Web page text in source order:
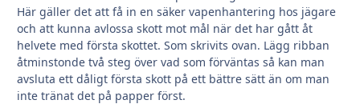
Här gäller det att få in en säker vapenhantering hos jägare
och att kunna avlossa skott mot mål när det har gått åt
helvete med första skottet. Som skrivits ovan. Lägg ribban
åtminstonde två steg över vad som förväntas så kan man
avsluta ett dåligt första skott på ett bättre sätt än om man
inte tränat det på papper först.